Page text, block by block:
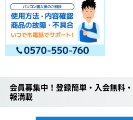
会員募集中！登録簡単・入会無料
報満載